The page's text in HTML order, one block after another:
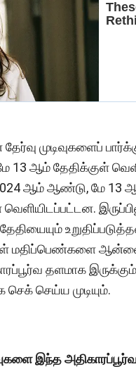
முடிவுகளைப்
மே 13 ஆம் தேதிக்குள்
2024 ஆம் ஆண்டு, மே 13
வெளியிடப்பட்டன.
மதிப்பெண்களை
தளமாக
செய்ய முடியும்.
இந்த